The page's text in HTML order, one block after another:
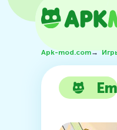
Apk-mod.com→